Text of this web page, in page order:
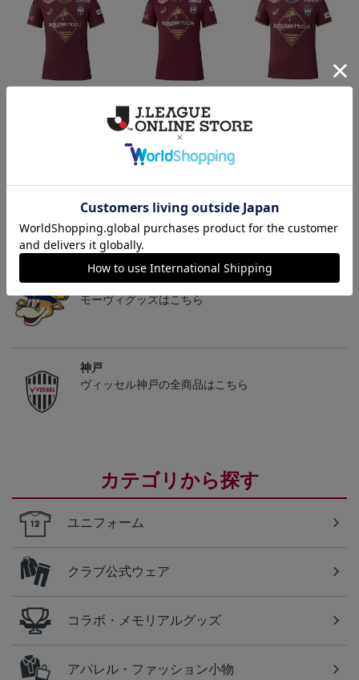
フォーム（1st）
36,500円
26/27シーズンユニフォームはこちら
神戸
モーヴィグッズはこちら
神戸
ヴィッセル神戸の全商品はこちら
カテゴリから探す
ユニフォーム
クラブ公式ウェア
コラボ・メモリアルグッズ
アパレル・ファッション小物